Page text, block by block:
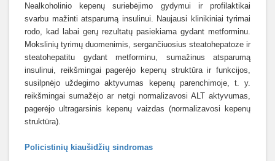
Nealkoholinio kepenų suriebėjimo gydymui ir profilaktikai
svarbu mažinti atsparumą insulinui. Naujausi klinikiniai tyrimai
rodo, kad labai gerų rezultatų pasiekiama gydant metforminu.
Mokslinių tyrimų duomenimis, sergančiuosius steatohepatoze ir
steatohepatitu gydant
metforminu, sumažinus atsparumą
insulinui, reikšmingai pagerėjo kepenų struktūra ir funkcijos,
susilpnėjo uždegimo aktyvumas kepenų parenchimoje, t. y.
reikšmingai sumažėjo ar netgi normalizavosi ALT aktyvumas,
pagerėjo ultragarsinis kepenų vaizdas (normalizavosi kepenų
struktūra).
Policistinių kiaušidžių sindromas